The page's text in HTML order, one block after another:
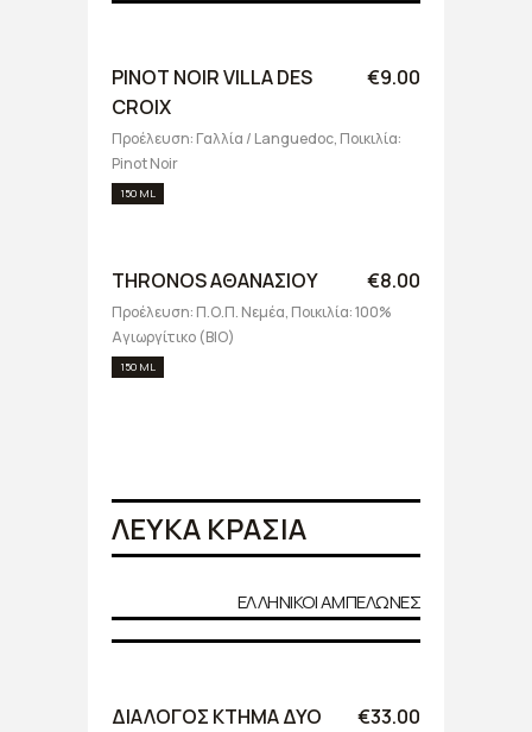
PINOT NOIR VILLA DES
CROIX
€9.00
Προέλευση: Γαλλία / Languedoc, Ποικιλία:
Pinot Noir
150 ML
THRONOS ΑΘΑΝΑΣΙΟΥ €8.00
Προέλευση: Π.Ο.Π. Νεμέα, Ποικιλία: 100%
Αγιωργίτικο (BIO)
150 ML
ΛΕΥΚΑ ΚΡΑΣΙΑ
ΕΛΛΗΝΙΚΟΙ ΑΜΠΕΛΩΝΕΣ
ΔΙΑΛΟΓΟΣ ΚΤΗΜΑ ΔΥΟ
€33.00